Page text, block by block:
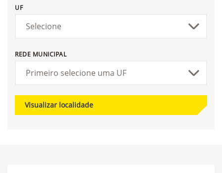
UF
REDE MUNICIPAL
Visualizar localidade